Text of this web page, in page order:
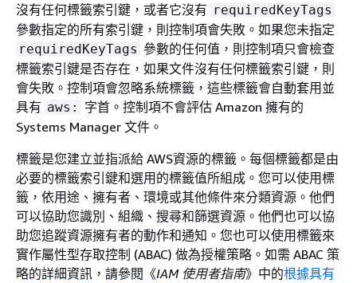
沒有任何標籤索引鍵，或者它沒有 requiredKeyTags
參數指定的所有索引鍵，則控制項會失敗。如果您未指定
requiredKeyTags 參數的任何值，則控制項只會檢查
標籤索引鍵是否存在，如果文件沒有任何標籤索引鍵，則
會失敗。控制項會忽略系統標籤，這些標籤會自動套用並
具有 aws:
字首。控制項不會評估 Amazon 擁有的
Systems Manager 文件。
標籤是您建立並指派給 AWS資源的標籤。每個標籤都是由
必要的標籤索引鍵和選用的標籤值所組成。您可以使用標
籤，依用途、擁有者、環境或其他條件來分類資源。他們
可以協助您識別、組織、搜尋和篩選資源。他們也可以協
助您追蹤資源擁有者的動作和通知。您也可以使用標籤來
實作屬性型存取控制 (ABAC) 做為授權策略。如需 ABAC 策
略的詳細資訊，請參閱《IAM 使用者指南》中的根據具有